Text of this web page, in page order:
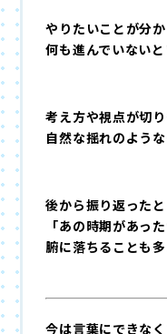
やりたいことが分
何も進んでいないと
考え方や視点が切
自然な揺れのよう
後から振り返ったと
「あの時期があっ
腑に落ちることも多
今は言葉にできなく